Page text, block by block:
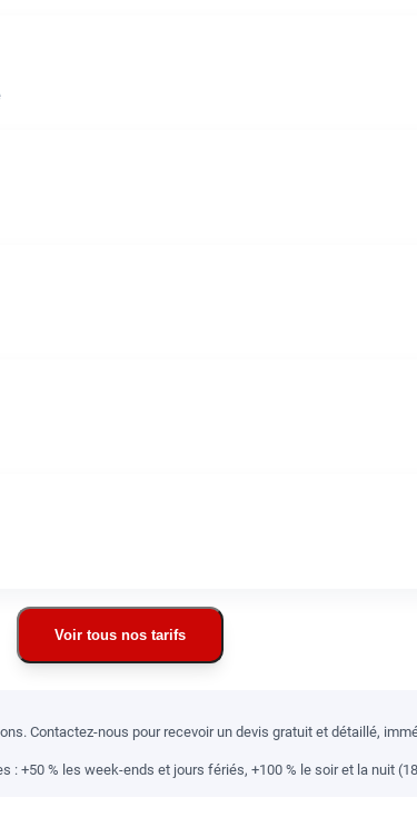
Voir tous nos tarifs
Contactez-nous pour recevoir un devis gratuit et détaillé,
: +50 % les week-ends et jours fériés, +100 % le soir et la nuit